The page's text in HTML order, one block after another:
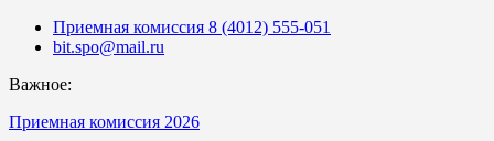
Skip
Приемная комиссия 8 (4012) 555-051
bit.spo@mail.ru
Важное:
Приемная комиссия 2026